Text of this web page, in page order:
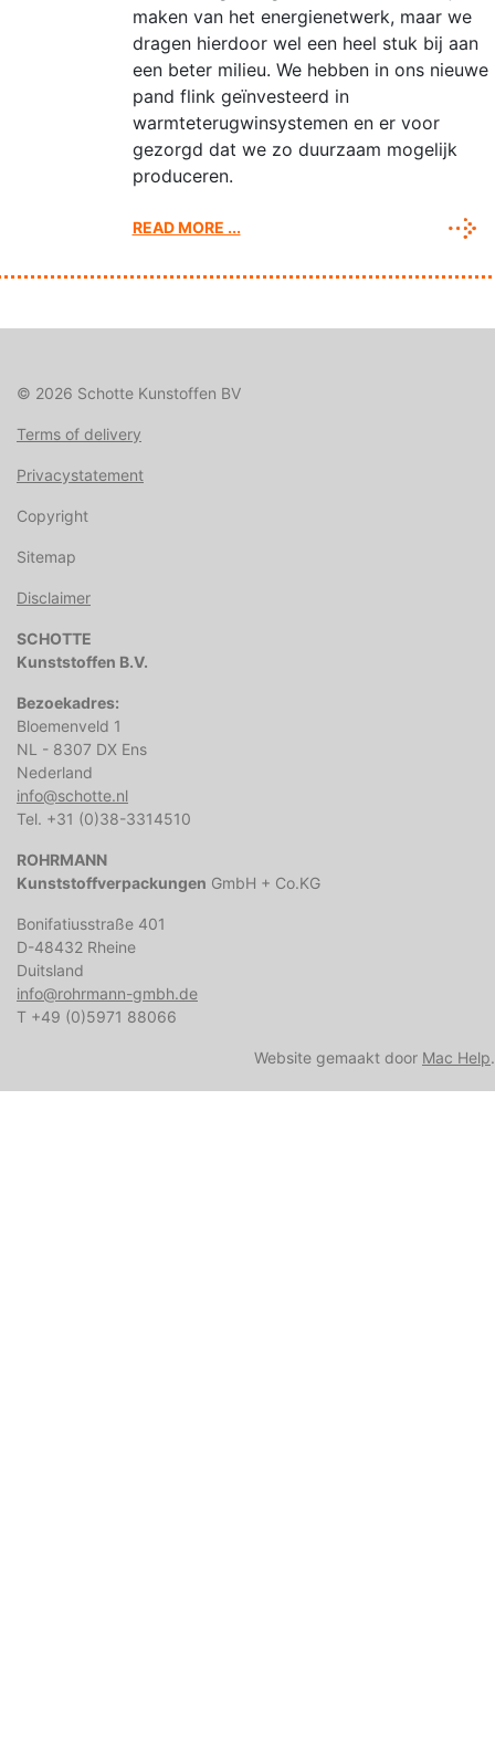
maken van het energienetwerk, maar we
dragen hierdoor wel een heel stuk bij aan
een beter milieu. We hebben in ons nieuwe
pand flink geïnvesteerd in
warmteterugwinsystemen en er voor
gezorgd dat we zo duurzaam mogelijk
produceren.
READ MORE ...
© 2026 Schotte Kunstoffen BV
Terms of delivery
Privacystatement
Copyright
Sitemap
Disclaimer
SCHOTTE
Kunststoffen B.V.
Bezoekadres:
Bloemenveld 1
NL - 8307 DX Ens
Nederland
info@schotte.nl
Tel. +31 (0)38-3314510
ROHRMANN
Kunststoffverpackungen GmbH + Co.KG
Bonifatiusstraße 401
D-48432 Rheine
Duitsland
info@rohrmann-gmbh.de
T +49 (0)5971 88066
Website gemaakt door Mac Help.